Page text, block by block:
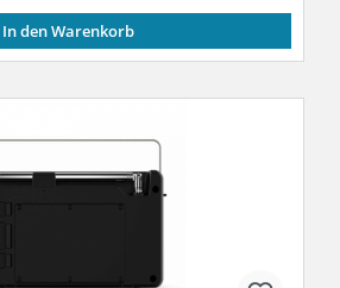
In den Warenkorb